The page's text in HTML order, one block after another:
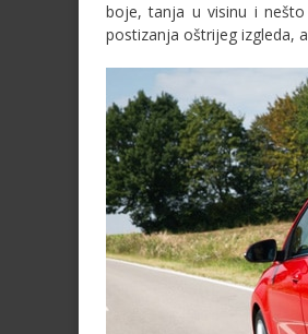
boje, tanja u visinu i
postizanja oštrijeg izgleda,